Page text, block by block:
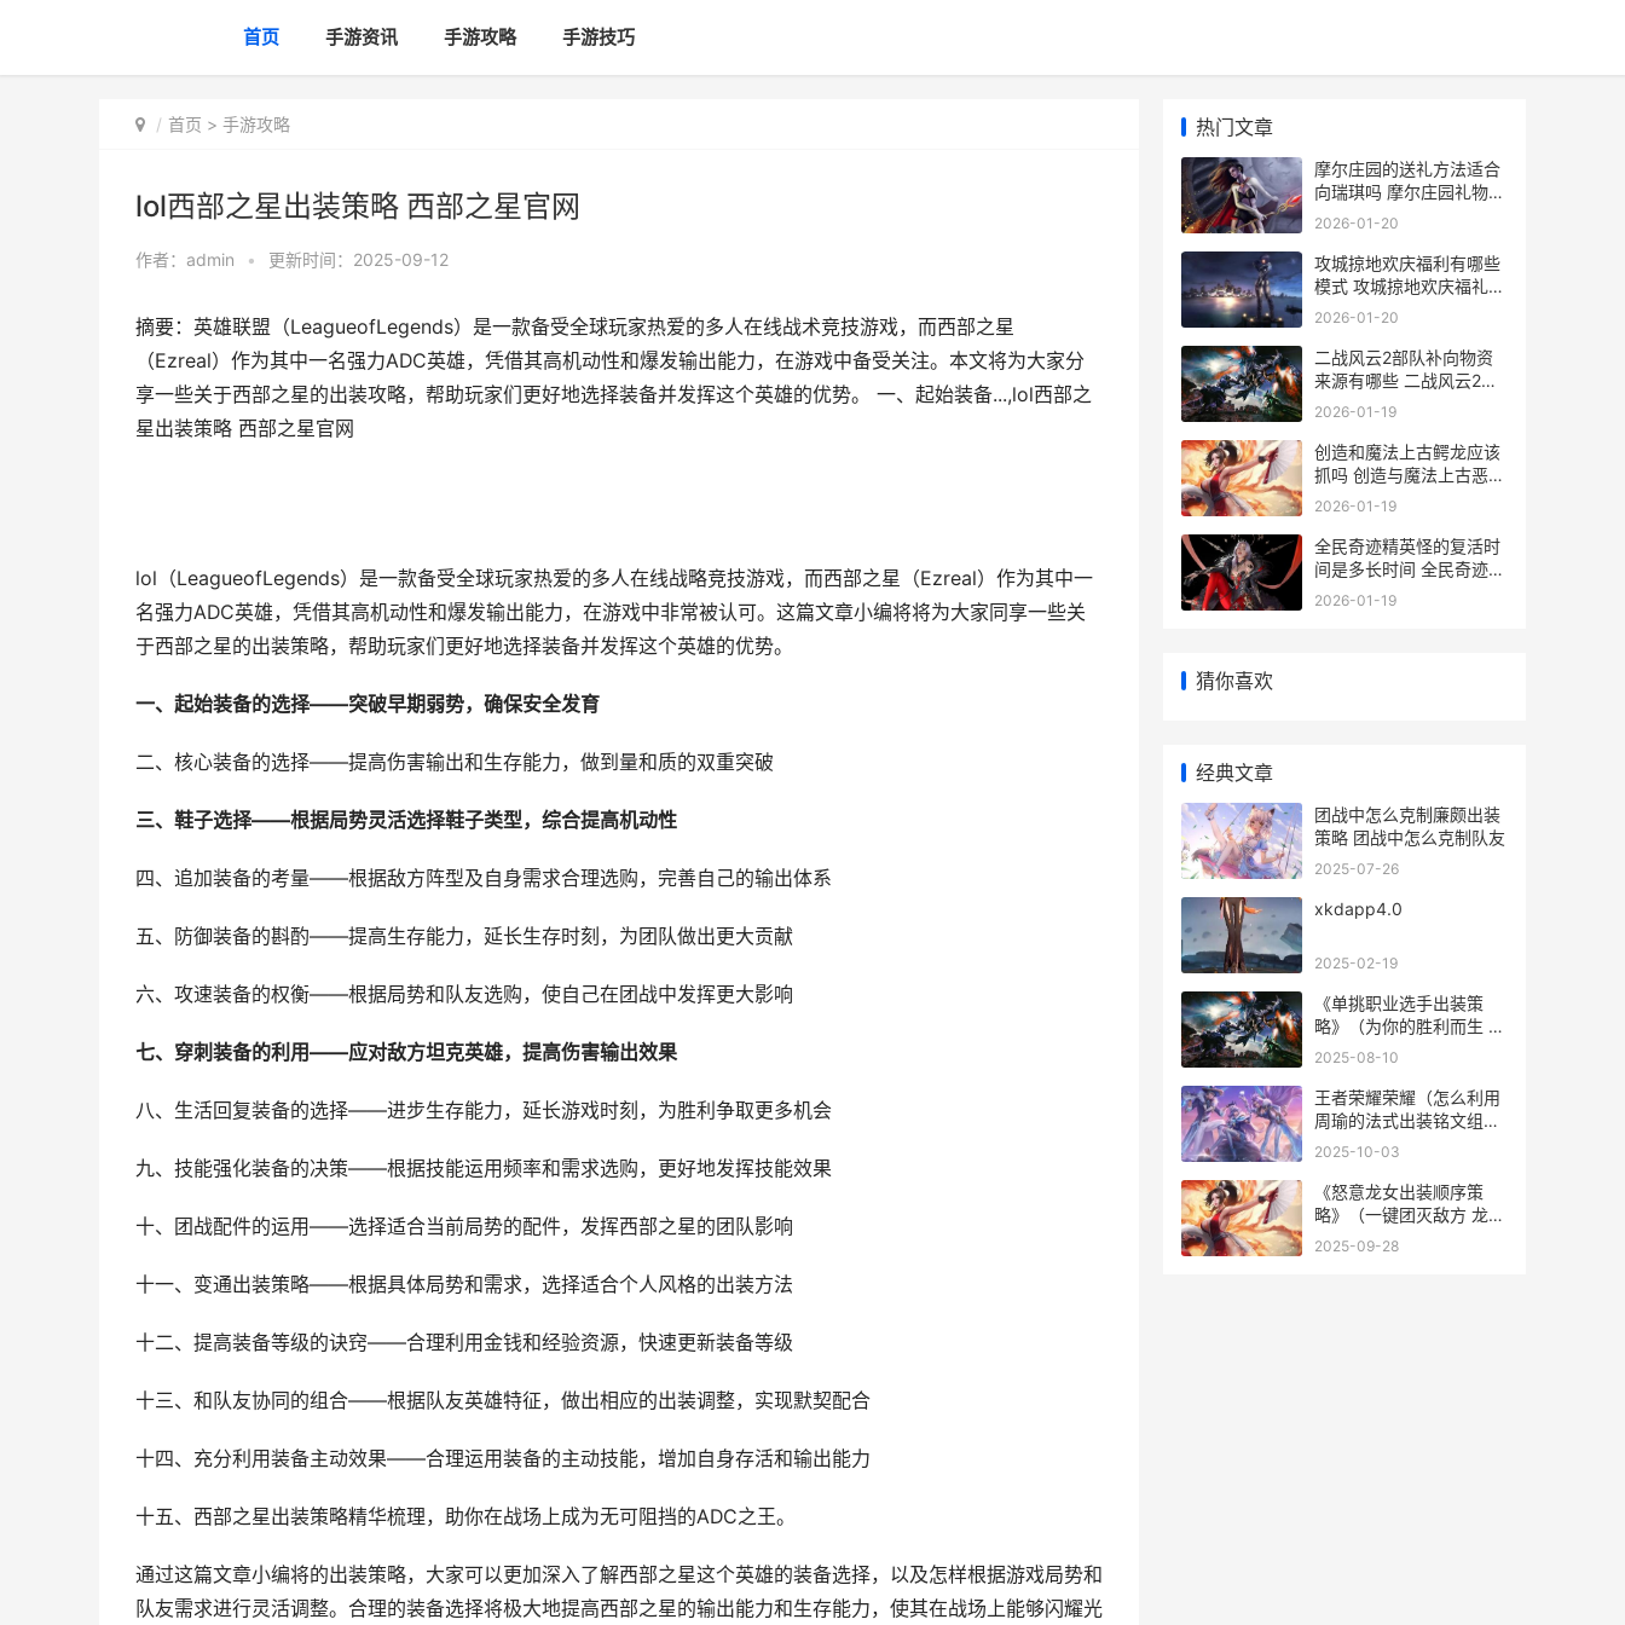
首页 手游资讯 手游攻略 手游技巧
首页 > 手游攻略
lol西部之星出装策略 西部之星官网
作者： admin • 更新时间：2025-09-12
摘要：英雄联盟（LeagueofLegends）是一款备受全球玩家热爱的多人在线战术竞技游戏，而西部之星
（Ezreal）作为其中一名强力ADC英雄，凭借其高机动性和爆发输出能力，在游戏中备受关注。本文将为大家分
享一些关于西部之星的出装攻略，帮助玩家们更好地选择装备并发挥这个英雄的优势。 一、起始装备...,lol西部之
星出装策略 西部之星官网
lol（LeagueofLegends）是一款备受全球玩家热爱的多人在线战略竞技游戏，而西部之星（Ezreal）作为其中一
名强力ADC英雄，凭借其高机动性和爆发输出能力，在游戏中非常被认可。这篇文章小编将将为大家同享一些关
于西部之星的出装策略，帮助玩家们更好地选择装备并发挥这个英雄的优势。
一、起始装备的选择——突破早期弱势，确保安全发育
二、核心装备的选择——提高伤害输出和生存能力，做到量和质的双重突破
三、鞋子选择——根据局势灵活选择鞋子类型，综合提高机动性
四、追加装备的考量——根据敌方阵型及自身需求合理选购，完善自己的输出体系
五、防御装备的斟酌——提高生存能力，延长生存时刻，为团队做出更大贡献
六、攻速装备的权衡——根据局势和队友选购，使自己在团战中发挥更大影响
七、穿刺装备的利用——应对敌方坦克英雄，提高伤害输出效果
八、生活回复装备的选择——进步生存能力，延长游戏时刻，为胜利争取更多机会
九、技能强化装备的决策——根据技能运用频率和需求选购，更好地发挥技能效果
十、团战配件的运用——选择适合当前局势的配件，发挥西部之星的团队影响
十一、变通出装策略——根据具体局势和需求，选择适合个人风格的出装方法
十二、提高装备等级的诀窍——合理利用金钱和经验资源，快速更新装备等级
十三、和队友协同的组合——根据队友英雄特征，做出相应的出装调整，实现默契配合
十四、充分利用装备主动效果——合理运用装备的主动技能，增加自身存活和输出能力
十五、西部之星出装策略精华梳理，助你在战场上成为无可阻挡的ADC之王。
通过这篇文章小编将的出装策略，大家可以更加深入了解西部之星这个英雄的装备选择，以及怎样根据游戏局势和
队友需求进行灵活调整。合理的装备选择将极大地提高西部之星的输出能力和生存能力，使其在战场上能够闪耀光
热门文章
摩尔庄园的送礼方法适合
向瑞琪吗 摩尔庄园礼物送
给谁
2026-01-20
攻城掠地欢庆福利有哪些
模式 攻城掠地欢庆福礼拿
水镜注解
2026-01-20
二战风云2部队补向物资
来源有哪些 二战风云2部
队上限最高是多少
2026-01-19
创造和魔法上古鳄龙应该
抓吗 创造与魔法上古恶龙
在哪?上古恶龙位置饲料
2026-01-19
全民奇迹精英怪的复活时
间是多长时间 全民奇迹精
灵精华是干嘛的
2026-01-19
猜你喜欢
经典文章
团战中怎么克制廉颇出装
策略 团战中怎么克制队友
2025-07-26
xkdapp4.0
2025-02-19
《单挑职业选手出装策
略》（为你的胜利而生 主
播单挑职业选手
2025-08-10
王者荣耀荣耀（怎么利用
周瑜的法式出装铭文组合
打造强力输出 王者荣耀荣
2025-10-03
《怒意龙女出装顺序策
略》（一键团灭敌方 龙女
怒气怎么获得
2025-09-28